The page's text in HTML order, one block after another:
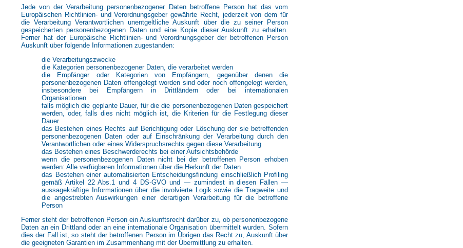
Jede von der Verarbeitung personenbezogener Daten betroffene Person hat das vom
Europäischen Richtlinien- und Verordnungsgeber gewährte Recht, jederzeit von dem für
die Verarbeitung Verantwortlichen unentgeltliche Auskunft über die zu seiner Person
gespeicherten personenbezogenen Daten und eine Kopie dieser Auskunft zu erhalten.
Ferner hat der Europäische Richtlinien- und Verordnungsgeber der betroffenen Person
Auskunft über folgende Informationen zugestanden:
die Verarbeitungszwecke
die Kategorien personenbezogener Daten, die verarbeitet werden
die Empfänger oder Kategorien von Empfängern, gegenüber denen die
personenbezogenen Daten offengelegt worden sind oder noch offengelegt werden,
insbesondere bei Empfängern in Drittländern oder bei internationalen
Organisationen
falls möglich die geplante Dauer, für die die personenbezogenen Daten gespeichert
werden, oder, falls dies nicht möglich ist, die Kriterien für die Festlegung dieser
Dauer
das Bestehen eines Rechts auf Berichtigung oder Löschung der sie betreffenden
personenbezogenen Daten oder auf Einschränkung der Verarbeitung durch den
Verantwortlichen oder eines Widerspruchsrechts gegen diese Verarbeitung
das Bestehen eines Beschwerderechts bei einer Aufsichtsbehörde
wenn die personenbezogenen Daten nicht bei der betroffenen Person erhoben
werden: Alle verfügbaren Informationen über die Herkunft der Daten
das Bestehen einer automatisierten Entscheidungsfindung einschließlich Profiling
gemäß Artikel 22 Abs.1 und 4 DS-GVO und — zumindest in diesen Fällen —
aussagekräftige Informationen über die involvierte Logik sowie die Tragweite und
die angestrebten Auswirkungen einer derartigen Verarbeitung für die betroffene
Person
Ferner steht der betroffenen Person ein Auskunftsrecht darüber zu, ob personenbezogene
Daten an ein Drittland oder an eine internationale Organisation übermittelt wurden. Sofern
dies der Fall ist, so steht der betroffenen Person im Übrigen das Recht zu, Auskunft über
die geeigneten Garantien im Zusammenhang mit der Übermittlung zu erhalten.